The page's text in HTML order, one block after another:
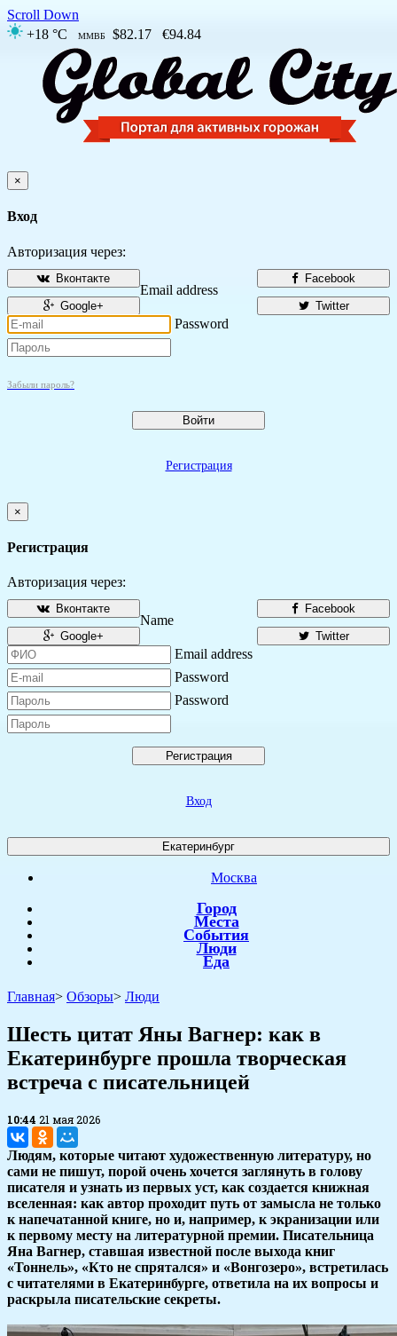
Scroll Down
+18 °C
ММВБ $82.17 €94.84
×
Вход
Авторизация через:
Facebook
Вконтакте
Twitter
Google+
Email address
Password
Забыли пароль?
Войти
Регистрация
×
Регистрация
Авторизация через:
Facebook
Вконтакте
Twitter
Google+
Name
Email address
Password
Password
Регистрация
Вход
Екатеринбург
Москва
Город
Места
События
Люди
Еда
Главная> Обзоры> Люди
Шесть цитат Яны Вагнер: как в
Екатеринбурге прошла творческая
встреча с писательницей
10:44 21 мая 2026
Людям, которые читают художественную литературу, но
сами не пишут, порой очень хочется заглянуть в голову
писателя и узнать из первых уст, как создается книжная
вселенная: как автор проходит путь от замысла не только
к напечатанной книге, но и, например, к экранизации или
к первому месту на литературной премии. Писательница
Яна Вагнер, ставшая известной после выхода книг
«Тоннель», «Кто не спрятался» и «Вонгозеро», встретилась
с читателями в Екатеринбурге, ответила на их вопросы и
раскрыла писательские секреты.